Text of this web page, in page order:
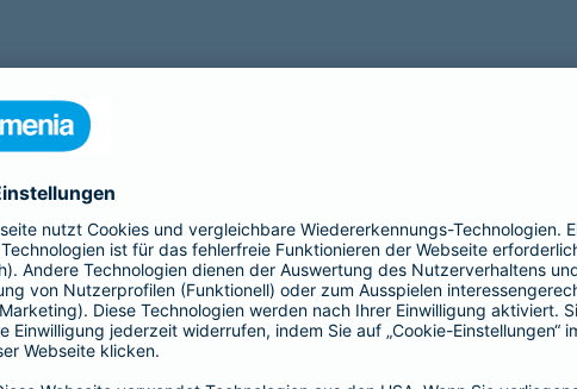
die Ihnen nach einem Unfall durch die
Ihnen wegen einer unerlaubten Erweiterung des
Fahrerkreises in Rechnung gestellt wird
1, 2 oder 3 Tage bzw.
1, 2 oder 3 Wochen